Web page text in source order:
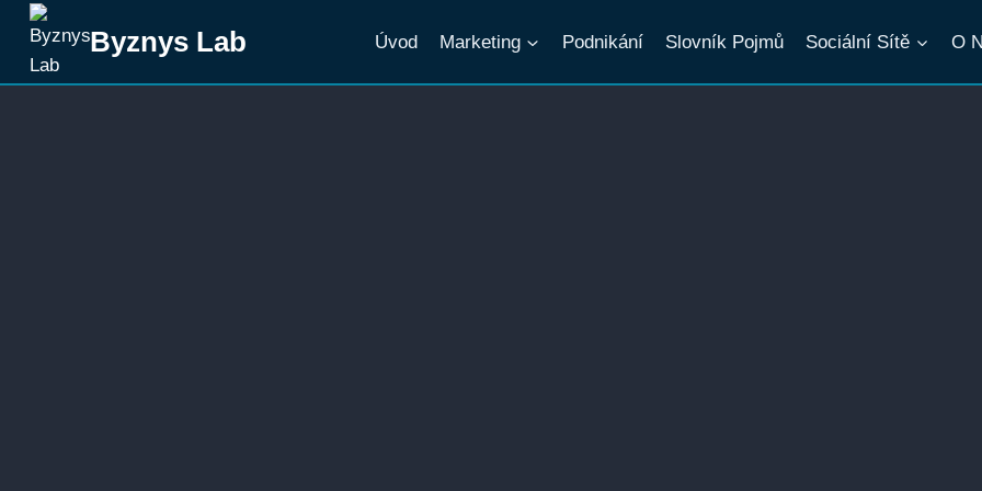
Přeskočit
obsah
Byznys Lab Úvod Marketing Podnikání Slovník Pojmů Sociální Sítě O